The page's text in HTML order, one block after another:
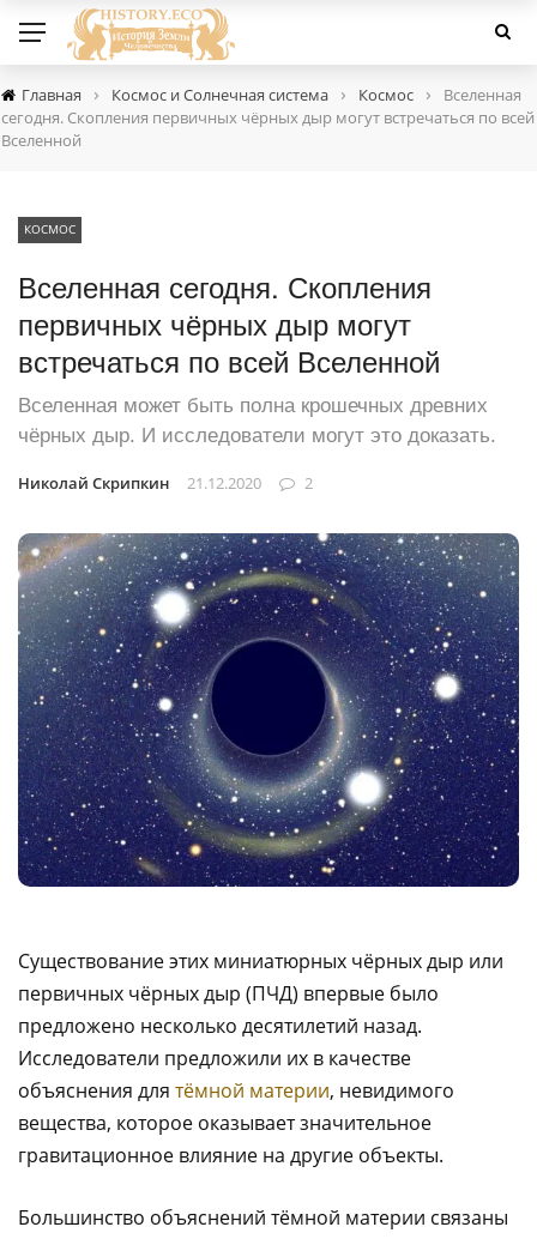
Главная › Космос и Солнечная система › Космос ›
Вселенная
сегодня. Скопления первичных чёрных дыр могут встречаться по всей
Вселенной
КОСМОС
Вселенная сегодня. Скопления
первичных чёрных дыр могут
встречаться по всей Вселенной
Вселенная может быть полна крошечных древних
чёрных дыр. И исследователи могут это доказать.
Николай Скрипкин 21.12.2020 2
Существование этих миниатюрных чёрных дыр или
первичных чёрных дыр (ПЧД) впервые было
предложено несколько десятилетий назад.
Исследователи предложили их в качестве
объяснения для тёмной материи, невидимого
вещества, которое оказывает значительное
гравитационное влияние на другие объекты.
Большинство объяснений тёмной материи связаны